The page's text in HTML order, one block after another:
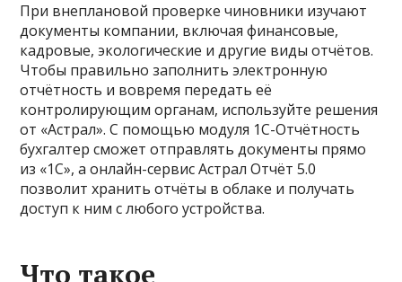
При внеплановой проверке чиновники изучают
документы компании, включая финансовые,
кадровые, экологические и другие виды отчётов.
Чтобы правильно заполнить электронную
отчётность и вовремя передать её
контролирующим органам, используйте решения
от «Астрал». С помощью модуля 1С-Отчётность
бухгалтер сможет отправлять документы прямо
из «1С», а онлайн-сервис Астрал Отчёт 5.0
позволит хранить отчёты в облаке и получать
доступ к ним с любого устройства.
Что такое